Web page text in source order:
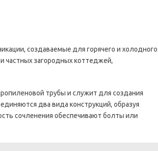
создаваемые для горячего и холодного
частных загородных коттеджей,
трубы и служит для создания
два вида конструкций, образуя
сочленения обеспечивают болты или